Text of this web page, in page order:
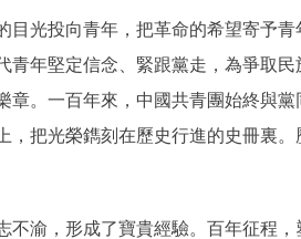
光投向青年，把革命的希望寄予青
年堅定信念、緊跟黨走，為爭取
。一百年來，中國共青團始終與
把光榮鐫刻在歷史行進的史冊裏
渝，形成了寶貴經驗。百年征程，